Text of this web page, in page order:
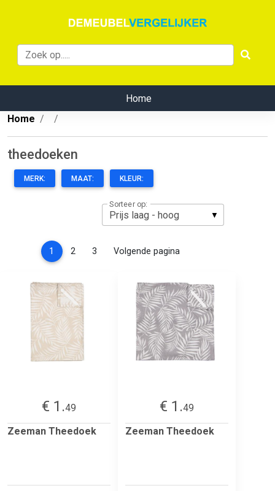
Home
Home
theedoeken
MERK: MAAT: KLEUR:
Sorteer op:
1 (current)
2 3 Volgende pagina
€ 1.49
Zeeman Theedoek
€ 1.49
Zeeman Theedoek